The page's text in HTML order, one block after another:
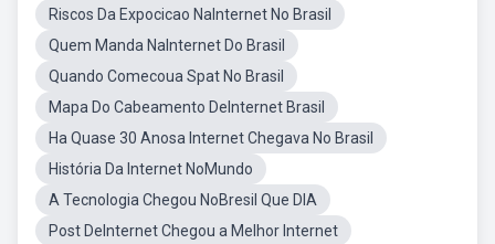
Riscos Da Expocicao NaInternet No Brasil
Quem Manda NaInternet Do Brasil
Quando Comecoua Spat No Brasil
Mapa Do Cabeamento DeInternet Brasil
Ha Quase 30 Anosa Internet Chegava No Brasil
História Da Internet NoMundo
A Tecnologia Chegou NoBresil Que DIA
Post DeInternet Chegou a Melhor Internet